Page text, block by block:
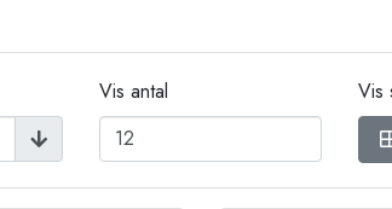
Vis antal Vis